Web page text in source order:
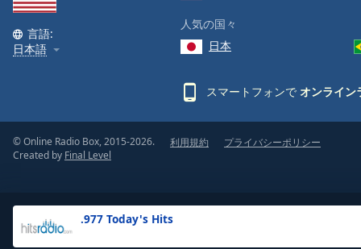
Opacity
Opacity
Background
.977 Today's Hits
言語:
日本語
人気の国々
日本
スマートフォンで オンライン
© Online Radio Box, 2015-2026.
Created by Final Level
利用規約 プライバシーポリシー